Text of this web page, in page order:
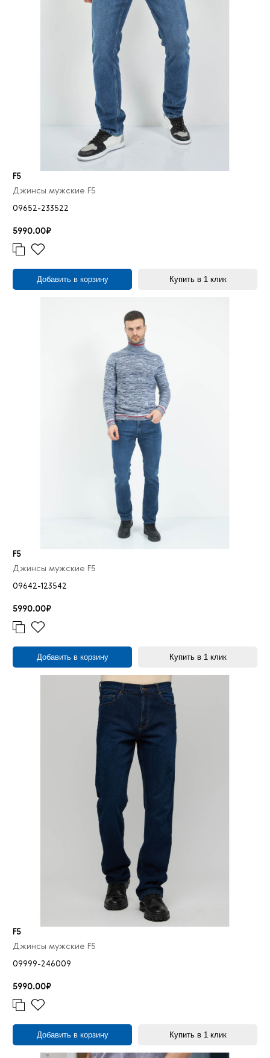
F5
Джинсы мужские F5
09652-233522
5990.00₽
Добавить в корзину Купить в 1 клик
F5
Джинсы мужские F5
09642-123542
5990.00₽
Добавить в корзину Купить в 1 клик
F5
Джинсы мужские F5
09999-246009
5990.00₽
Добавить в корзину Купить в 1 клик